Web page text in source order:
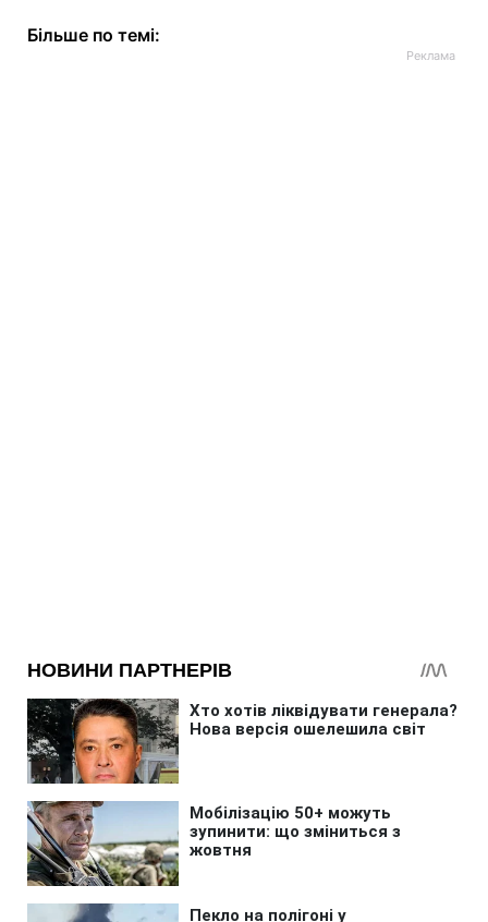
Більше по темі: